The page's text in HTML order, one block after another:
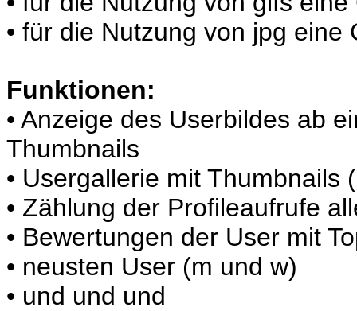
• für die Nutzung von jpg
Funktionen:
• Anzeige des Userbildes ab
Thumbnails
• Usergallerie mit Thumbnails
• Zählung der Profileaufrufe
• Bewertungen der User mit
• neusten User (m und w)
• und und und